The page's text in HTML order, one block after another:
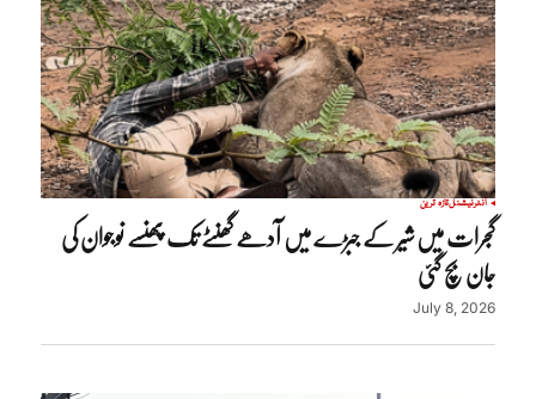
انٹرنیشنلتازہ ترین
گجرات میں شیر کے جبڑے میں آدھے گھنٹے تک پھنسے نوجوان کی
جان بچ گئی
July 8, 2026